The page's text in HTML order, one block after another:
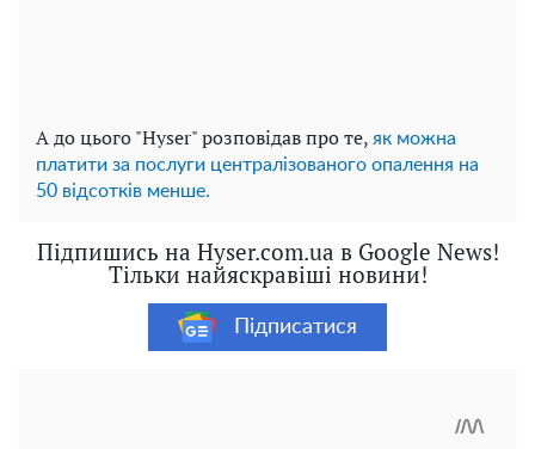
А до цього "Hyser" розповідав про те, як можна
платити за послуги централізованого опалення на
50 відсотків менше.
Підпишись на Hyser.com.ua в Google News!
Тільки найяскравіші новини!
Підписатися